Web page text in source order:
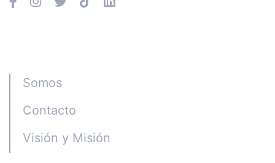
Somos
Contacto
Visión y Misión